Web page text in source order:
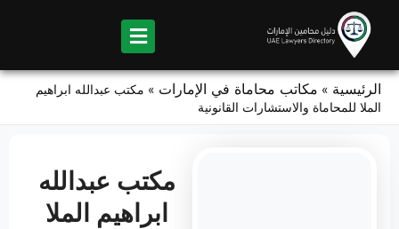
content
الرئيسية » مكاتب محاماة في الإمارات » مكتب عبدالله ابراهيم
الملا للمحاماة والاستشارات القانونية
مكتب عبدالله
ابراهيم الملا